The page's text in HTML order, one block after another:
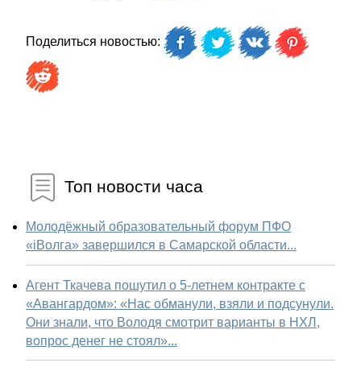
Поделиться новостью:
Топ новости часа
Молодёжный образовательный форум ПФО
«iВолга» завершился в Самарской области...
Агент Ткачева пошутил о 5-летнем контракте с
«Авангардом»: «Нас обманули, взяли и подсунули.
Они знали, что Володя смотрит варианты в НХЛ,
вопрос денег не стоял»...